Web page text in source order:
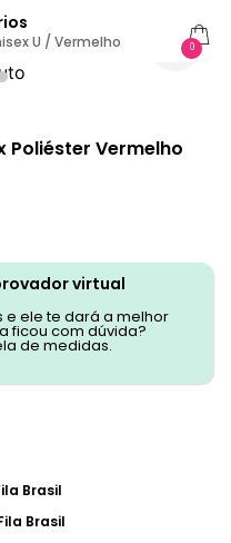
U / Vermelho 0
Poliéster Vermelho
virtual
e ele te dará a melhor
ficou com dúvida?
de medidas.
Brasil
Brasil